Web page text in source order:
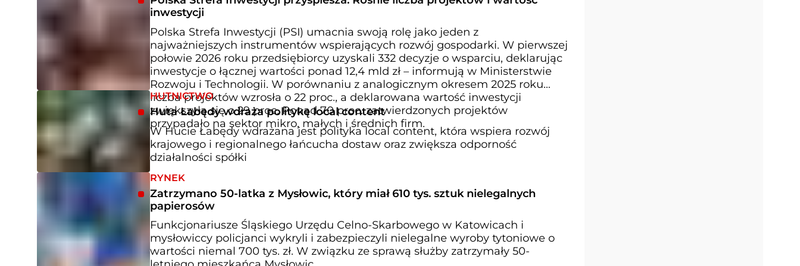
inwestycji
Polska Strefa Inwestycji (PSI) umacnia swoją rolę jako jeden z
najważniejszych instrumentów wspierających rozwój gospodarki. W pierwszej
połowie 2026 roku przedsiębiorcy uzyskali 332 decyzje o wsparciu, deklarując
inwestycje o łącznej wartości ponad 12,4 mld zł – informują w Ministerstwie
Rozwoju i Technologii. W porównaniu z analogicznym okresem 2025 roku
liczba projektów wzrosła o 22 proc., a deklarowana wartość inwestycji
zwiększyła się o 29 proc. Ponad 70 proc. zatwierdzonych projektów
przypadało na sektor mikro, małych i średnich firm.
HUTNICTWO
Huta Łabędy wdraża politykę local content
W Hucie Łabędy wdrażana jest polityka local content, która wspiera rozwój
krajowego i regionalnego łańcucha dostaw oraz zwiększa odporność
działalności spółki
RYNEK
Zatrzymano 50-latka z Mysłowic, który miał 610 tys. sztuk nielegalnych
papierosów
Funkcjonariusze Śląskiego Urzędu Celno-Skarbowego w Katowicach i
mysłowiccy policjanci wykryli i zabezpieczyli nielegalne wyroby tytoniowe o
wartości niemal 700 tys. zł. W związku ze sprawą służby zatrzymały 50-